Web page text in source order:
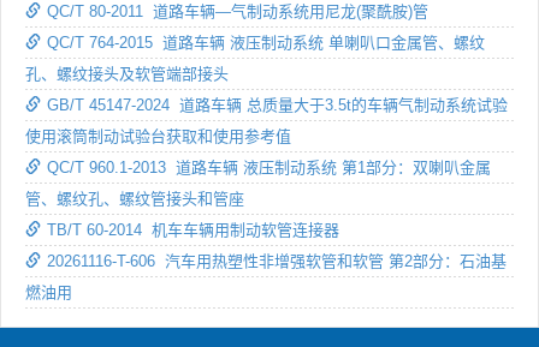
QC/T 80-2011 道路车辆—气制动系统用尼龙(聚酰胺)管
QC/T 764-2015 道路车辆 液压制动系统 单喇叭口金属管、螺纹
孔、螺纹接头及软管端部接头
GB/T 45147-2024 道路车辆 总质量大于3.5t的车辆气制动系统试验
使用滚筒制动试验台获取和使用参考值
QC/T 960.1-2013 道路车辆 液压制动系统 第1部分：双喇叭金属
管、螺纹孔、螺纹管接头和管座
TB/T 60-2014 机车车辆用制动软管连接器
20261116-T-606 汽车用热塑性非增强软管和软管 第2部分：石油基
燃油用